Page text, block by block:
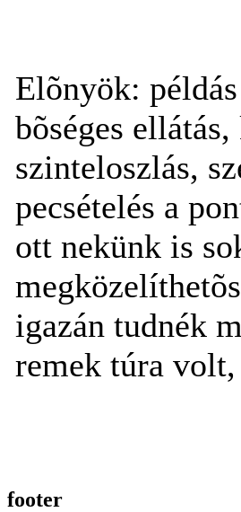
Elõnyök:
bõséges
szinteloszlás,
pecsételés a
ott nekünk is
igazán tudnék
remek túra
footer